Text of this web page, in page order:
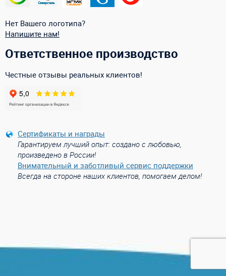
Нет Вашего логотипа?
Напишите нам!
Ответственное производство
Честные отзывы реальных клиентов!
Сертификаты и награды
Гарантируем лучший опыт: создано с любовью,
произведено в России!
Внимательный и заботливый сервис поддержки
Всегда на стороне наших клиентов, помогаем делом!